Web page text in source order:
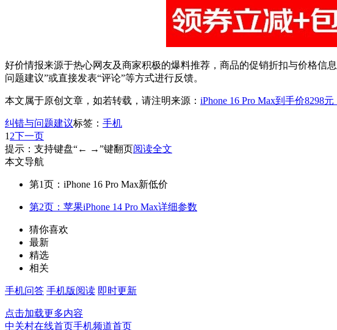
好价情报来源于热心网友及商家积极的爆料推荐，商品的促销折扣与价格信
问题建议”或直接发表“评论”等方式进行反馈。
本文属于原创文章，如若转载，请注明来源： iPhone 16 Pro Max到手价8298元
纠错与问题建议标签： 手机
1 2下一页
提示：支持键盘“← →”键翻页阅读全文
本文导航
第1页：iPhone 16 Pro Max新低价
第2页：苹果iPhone 14 Pro Max详细参数
猜你喜欢
最新
精选
相关
手机问答 手机版阅读 即时更新
点击加载更多内容
中关村在线首页手机频道首页